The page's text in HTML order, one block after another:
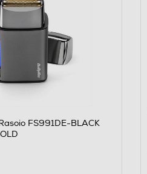
FS991DE-BLACK